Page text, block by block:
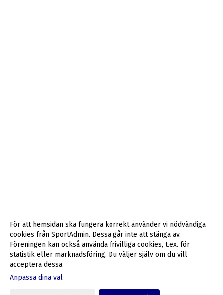
Gå till Webbversion
För att hemsidan ska fungera korrekt använder vi nödvändiga
cookies från SportAdmin. Dessa går inte att stänga av.
Föreningen kan också använda frivilliga cookies, t.ex. för
statistik eller marknadsföring. Du väljer själv om du vill
acceptera dessa.
Anpassa dina val